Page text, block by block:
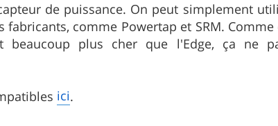
de puissance. On peut simplement
comme Powertap et SRM.
beaucoup plus cher que l'Edge, ça ne
ici.